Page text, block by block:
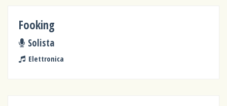
Fooking
Solista
Elettronica